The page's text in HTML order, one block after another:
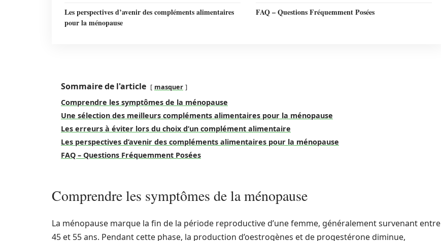
Les perspectives d’avenir des compléments alimentaires
pour la ménopause
FAQ – Questions Fréquemment Posées
Sommaire de l'article masquer
Comprendre les symptômes de la ménopause
Une sélection des meilleurs compléments alimentaires pour la ménopause
Les erreurs à éviter lors du choix d’un complément alimentaire
Les perspectives d’avenir des compléments alimentaires pour la ménopause
FAQ – Questions Fréquemment Posées
Comprendre les symptômes de la ménopause
La ménopause marque la fin de la période reproductive d’une femme, généralement survenant entre
45 et 55 ans. Pendant cette phase, la production d’oestrogènes et de progestérone diminue,